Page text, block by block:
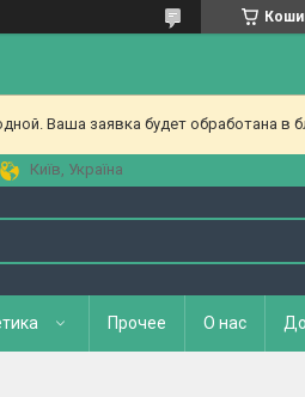
Ваша заявка будет обработана в
Київ, Україна
Прочее О нас